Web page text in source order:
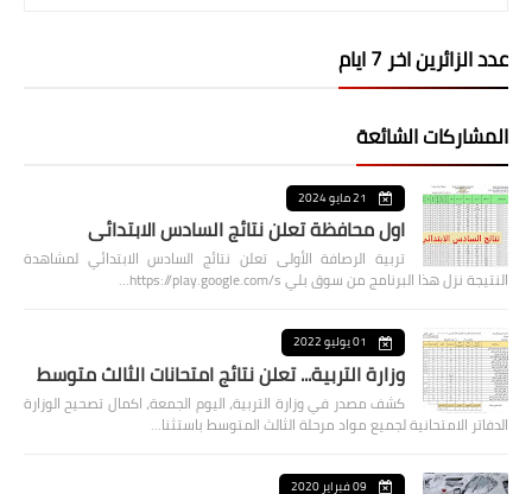
عدد الزائرين اخر 7 ايام
المشاركات الشائعة
21 مايو 2024
اول محافظة تعلن نتائج السادس الابتدائي
تربية الرصافة الأولى تعلن نتائج السادس الابتدائي لمشاهدة
النتيجة نزل هذا البرنامج من سوق بلي https://play.google.com/s…
01 يوليو 2022
وزارة التربية... تعلن نتائج امتحانات الثالث متوسط
كشف مصدر في وزارة التربية، اليوم الجمعة، اكمال تصحيح الوزارة
الدفاتر الامتحانية لجميع مواد مرحلة الثالث المتوسط باستثنا…
09 فبراير 2020